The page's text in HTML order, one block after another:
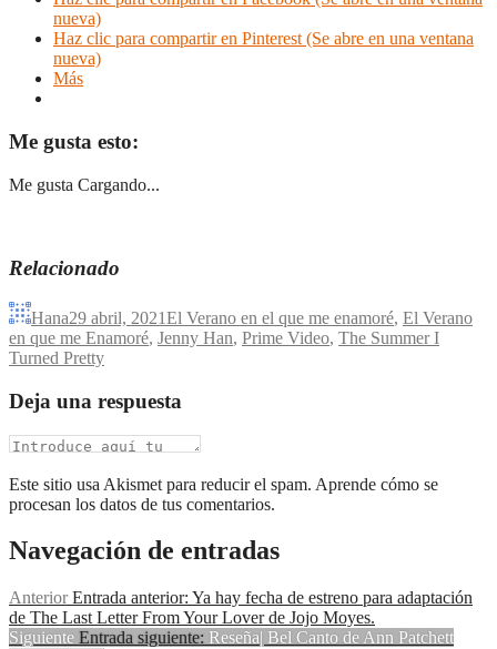
nueva)
Haz clic para compartir en Pinterest (Se abre en una ventana
nueva)
Más
Me gusta esto:
Me gusta Cargando...
Relacionado
Hana29 abril, 2021El Verano en el que me enamoré, El Verano
en que me Enamoré, Jenny Han, Prime Video, The Summer I
Turned Pretty
Deja una respuesta
Este sitio usa Akismet para reducir el spam. Aprende cómo se
procesan los datos de tus comentarios.
Navegación de entradas
Anterior Entrada anterior: Ya hay fecha de estreno para adaptación
de The Last Letter From Your Lover de Jojo Moyes.
Siguiente Entrada siguiente: Reseña| Bel Canto de Ann Patchett